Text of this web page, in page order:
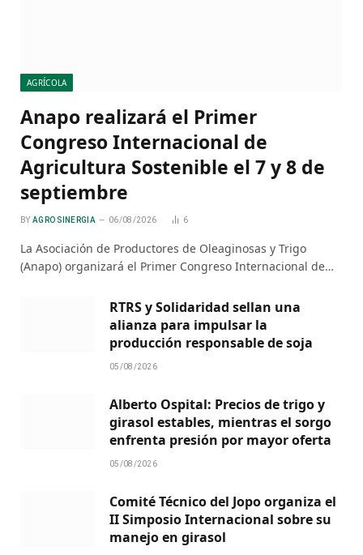
AGRÍCOLA
Anapo realizará el Primer
Congreso Internacional de
Agricultura Sostenible el 7 y 8 de
septiembre
BY AGRO SINERGIA 06/08/2026 6
La Asociación de Productores de Oleaginosas y Trigo
(Anapo) organizará el Primer Congreso Internacional de…
RTRS y Solidaridad sellan una
alianza para impulsar la
producción responsable de soja
05/08/2026
Alberto Ospital: Precios de trigo y
girasol estables, mientras el sorgo
enfrenta presión por mayor oferta
05/08/2026
Comité Técnico del Jopo organiza el
II Simposio Internacional sobre su
manejo en girasol